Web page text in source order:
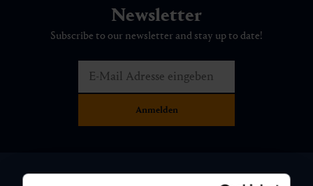
Newsletter
Subscribe to our newsletter and stay up to date!